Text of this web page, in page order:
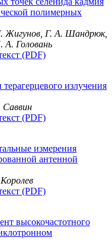
полимерных
Жигунов, Г. А. Шандрюк,
Головань
(PDF)
излучения
(PDF)
измерения
антенной
(PDF)
высокочастотного